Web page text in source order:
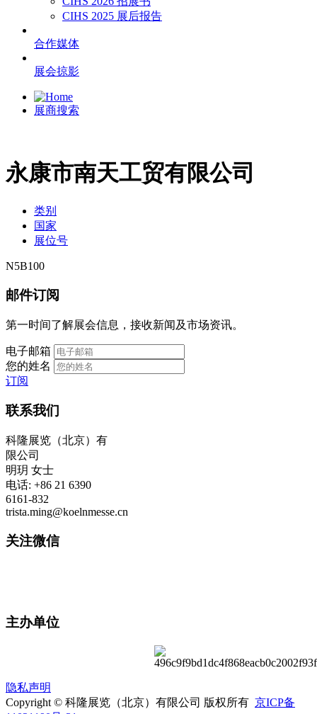
CIHS 2025 展后报告
合作媒体
展会掠影
展商搜索
永康市南天工贸有限公司
类别
国家
展位号
N5B100
邮件订阅
第一时间了解展会信息，接收新闻及市场资讯。
电子邮箱
您的姓名
订阅
联系我们
科隆展览（北京）有
限公司
明玥 女士
电话: +86 21 6390
6161-832
trista.ming@koelnmesse.cn
关注微信
主办单位
隐私声明
Copyright © 科隆展览（北京）有限公司 版权所有 京ICP备